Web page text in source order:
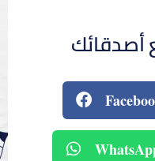
أصدقائك